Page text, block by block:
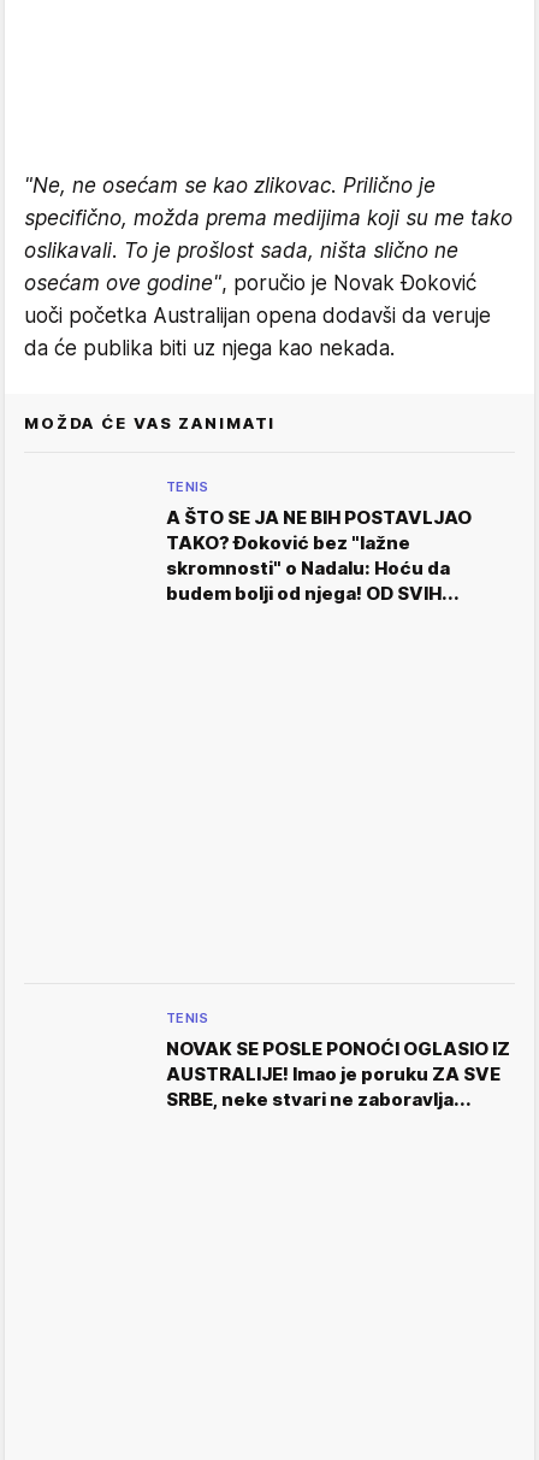
"Ne, ne osećam se kao zlikovac. Prilično je
specifično, možda prema medijima koji su me tako
oslikavali. To je prošlost sada, ništa slično ne
osećam ove godine", poručio je Novak Đoković
uoči početka Australijan opena dodavši da veruje
da će publika biti uz njega kao nekada.
MOŽDA ĆE VAS ZANIMATI
TENIS
A ŠTO SE JA NE BIH POSTAVLJAO
TAKO? Đoković bez "lažne
skromnosti" o Nadalu: Hoću da
budem bolji od njega! OD SVIH...
TENIS
NOVAK SE POSLE PONOĆI OGLASIO IZ
AUSTRALIJE! Imao je poruku ZA SVE
SRBE, neke stvari ne zaboravlja...